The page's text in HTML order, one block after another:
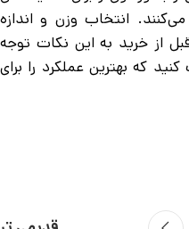
انتخاب وزن و اندازه
از خرید به این نکات توجه
که بهترین عملکرد را برای